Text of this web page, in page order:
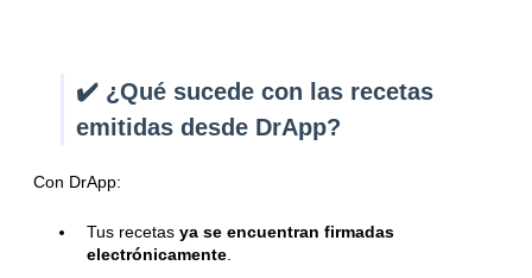
✔️ ¿Qué sucede con las recetas
emitidas desde DrApp?
Con DrApp:
Tus recetas ya se encuentran firmadas
electrónicamente